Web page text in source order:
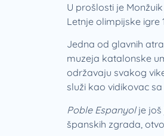
U prošlosti je
Letnje olimpijske igre
Jedna od glavnih
muzeja katalonske
održavaju svakog
služi kao vidikovac
Poble Espanyolje još
španskih zgrada,